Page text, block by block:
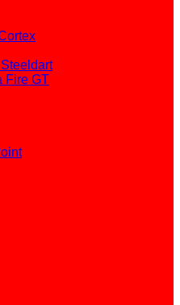
Fire GT